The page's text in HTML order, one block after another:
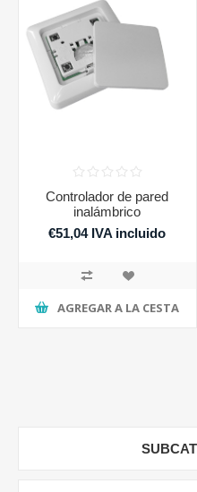
Controlador de pared
inalámbrico
€51,04 IVA incluido
AGREGAR A LA CESTA